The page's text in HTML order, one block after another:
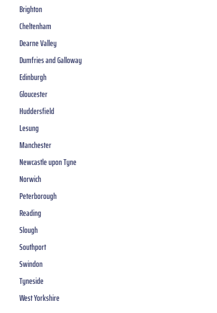
Brighton
Cheltenham
Dearne Valley
Dumfries and Galloway
Edinburgh
Gloucester
Huddersfield
Lesung
Manchester
Newcastle upon Tyne
Norwich
Peterborough
Reading
Slough
Southport
Swindon
Tyneside
West Yorkshire